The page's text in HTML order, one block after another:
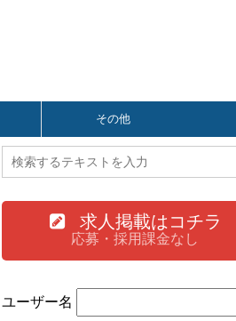
その他
求人掲載はコチラ
応募・採用課金なし
ユーザー名